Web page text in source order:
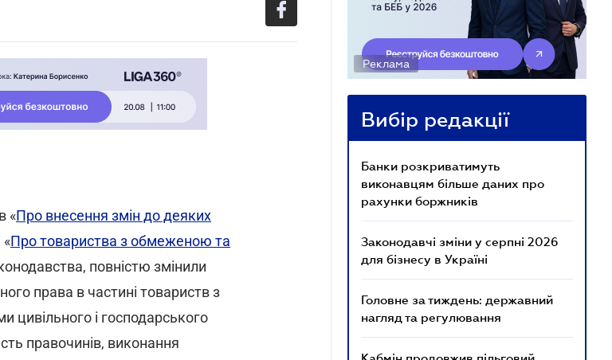
«Про внесення змін до деяких
«Про товариства з обмеженою та
повністю змінили
права в частині товариств з
цивільного і господарського
правочинів, виконання
Реклама
Вибір редакції
Банки розкриватимуть
виконавцям більше даних про
рахунки боржників
Законодавчі зміни у серпні 2026
для бізнесу в Україні
Головне за тиждень: державний
нагляд та регулювання